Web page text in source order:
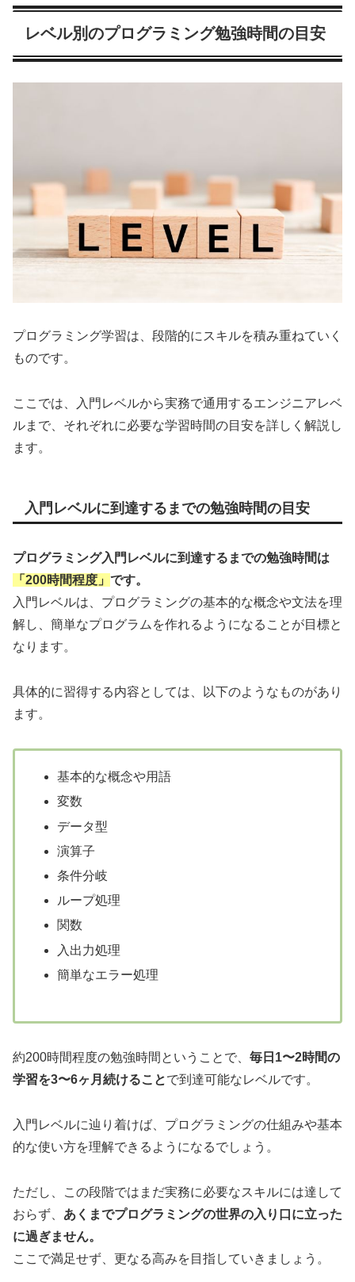
レベル別のプログラミング勉強時間の目安
プログラミング学習は、段階的にスキルを積み重ねていく
ものです。
ここでは、入門レベルから実務で通用するエンジニアレベ
ルまで、それぞれに必要な学習時間の目安を詳しく解説し
ます。
入門レベルに到達するまでの勉強時間の目安
プログラミング入門レベルに到達するまでの勉強時間は
「200時間程度」 です。
入門レベルは、プログラミングの基本的な概念や文法を理
解し、簡単なプログラムを作れるようになることが目標と
なります。
具体的に習得する内容としては、以下のようなものがあり
ます。
基本的な概念や用語
変数
データ型
演算子
条件分岐
ループ処理
関数
入出力処理
簡単なエラー処理
約200時間程度の勉強時間ということで、 毎日1〜2時間の
学習を3〜6ヶ月続けることで到達可能なレベルです。
入門レベルに辿り着けば、プログラミングの仕組みや基本
的な使い方を理解できるようになるでしょう。
ただし、この段階ではまだ実務に必要なスキルには達して
おらず、 あくまでプログラミングの世界の入り口に立った
に過ぎません。
ここで満足せず、更なる高みを目指していきましょう。